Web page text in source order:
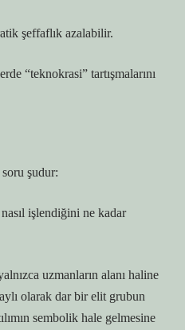
şeffaflık azalabilir.
“teknokrasi” tartışmalarını
şudur:
işlendiğini ne kadar
uzmanların alanı haline
olarak dar bir elit grubun
sembolik hale gelmesine